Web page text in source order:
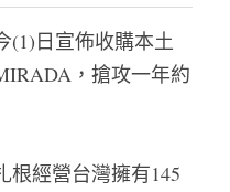
(1)日宣佈收購本土
，搶攻一年約
根經營台灣擁有145